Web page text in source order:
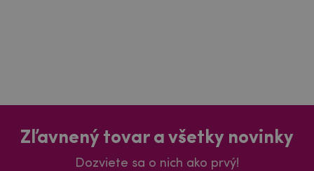
Zľavnený tovar a všetky novinky
Dozviete sa o nich ako prvý!